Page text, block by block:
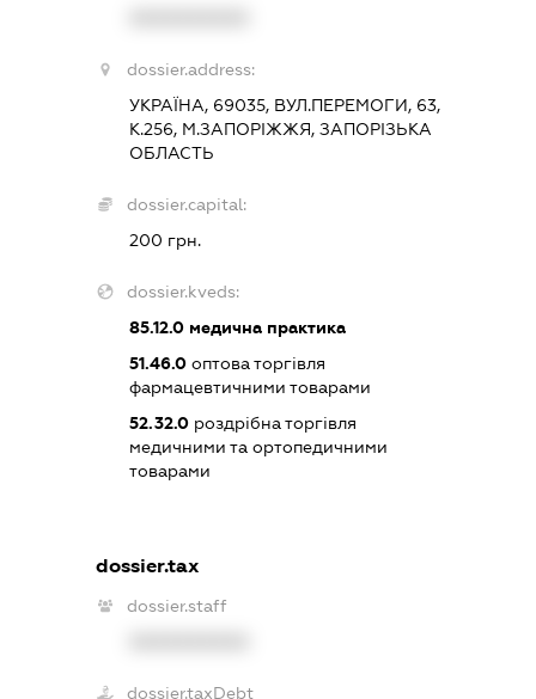
dossier.address:
УКРАЇНА, 69035, ВУЛ.ПЕРЕМОГИ, 63,
К.256, М.ЗАПОРІЖЖЯ, ЗАПОРІЗЬКА
ОБЛАСТЬ
dossier.capital:
200 грн.
dossier.kveds:
85.12.0медична практика
51.46.0оптова торгівля
фармацевтичними товарами
52.32.0роздрібна торгівля
медичними та ортопедичними
товарами
dossier.tax
dossier.staff
dossier.taxDebt